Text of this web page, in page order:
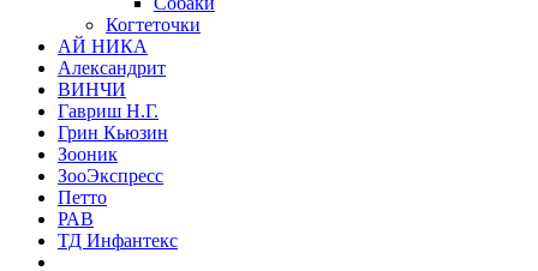
Когтеточки
АЙ НИКА
Александрит
ВИНЧИ
Гавриш Н.Г.
Грин Кьюзин
Зооник
ЗооЭкспресс
Петто
РАВ
ТД Инфантекс